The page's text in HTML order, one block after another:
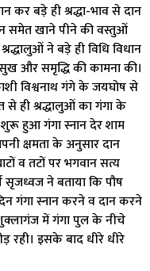
कर बड़े ही श्रद्धा-भाव से दान
समेत खाने पीने की वस्तुओं
ने बड़े ही विधि विधान
और समृद्धि की कामना की।
विश्वनाथ गंगे के जयघोष से
ही श्रद्धालुओं का गंगा के
शुरू हुआ गंगा स्नान देर शाम
क्षमता के अनुसार दान
व तटों पर भगवान सत्य
सृजध्वज ने बताया कि पौष
गंगा स्नान करने व दान करने
शुक्लागंज में गंगा पुल के नीचे
रही। इसके बाद धीरे धीरे